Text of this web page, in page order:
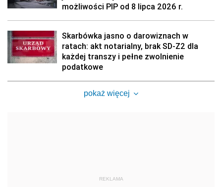
możliwości PIP od 8 lipca 2026 r.
Skarbówka jasno o darowiznach w
ratach: akt notarialny, brak SD-Z2 dla
każdej transzy i pełne zwolnienie
podatkowe
pokaż więcej
REKLAMA